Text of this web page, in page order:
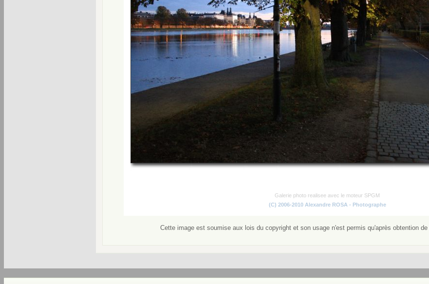
Galerie photo realisee avec le moteur SPGM
(C) 2006-2010 Alexandre ROSA - Photographe
Cette image est soumise aux lois du copyright et son usage n'est permis qu'après obtention de